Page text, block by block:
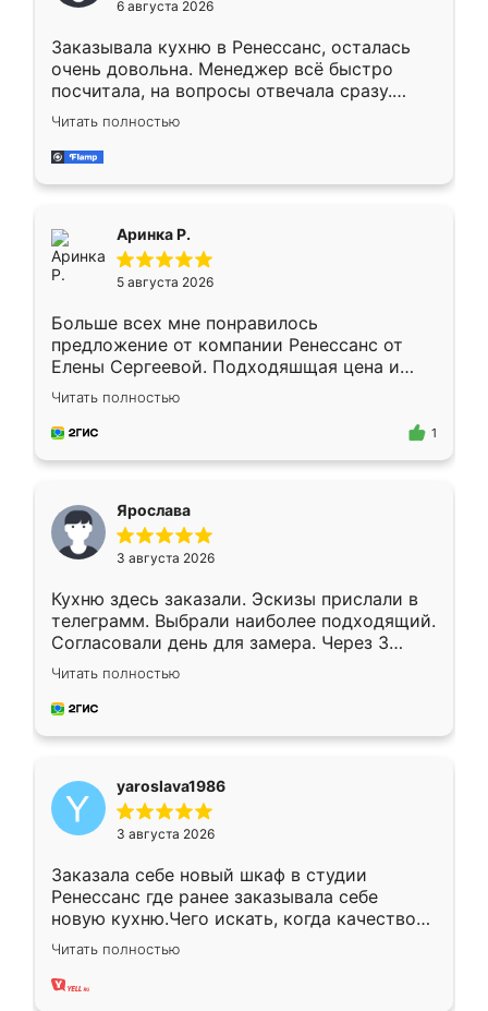
мебели буду заказывать только здесь.
6 августа 2026
Заказывала кухню в Ренессанс, осталась
очень довольна. Менеджер всё быстро
посчитала, на вопросы отвечала сразу.
Замерщик приехал в субботу, подошёл к
делу со всей ответственностью. Собрали
за день, ребята работали аккуратно, даже
Читать полностью
Аринка Р.
5 августа 2026
Больше всех мне понравилось
предложение от компании Ренессанс от
Елены Сергеевой. Подходяшщая цена и
короткие сроки изготовления. Приехавший
для замера сотрудник Владислав
предложил по моему эскизу самый
Читать полностью
1
Ярослава
3 августа 2026
Кухню здесь заказали. Эскизы прислали в
телеграмм. Выбрали наиболее подходящий.
Согласовали день для замера. Через 3
недели кухня была уже готова. Остались
довольны работой. Спасибо Ренессанс
мебель за качественную работу!
Читать полностью
yaroslava1986
3 августа 2026
Заказала себе новый шкаф в студии
Ренессанс где ранее заказывала себе
новую кухню.Чего искать, когда качеством
вполне довольна. Служит кухня уже почти
два года, нареканий нет.
Читать полностью